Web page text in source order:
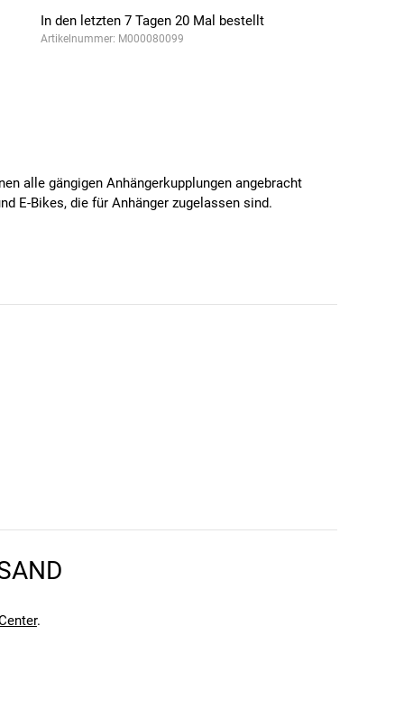
In den letzten 7 Tagen20 Mal bestellt
Artikelnummer: M000080099
alle gängigen Anhängerkupplungen angebracht
E-Bikes, die für Anhänger zugelassen sind.
kann. Einen Fehler gefunden?
.